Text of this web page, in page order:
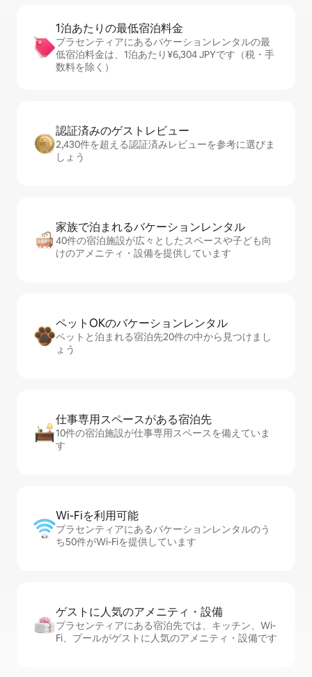
1泊あたりの最⁠低⁠宿⁠泊⁠料⁠金
プラセンティアにあるバケーションレンタルの最
低宿泊料金は、1泊あたり¥6,304 JPYです（税・手
数料を除く）
認証済みのゲ⁠ス⁠ト⁠レ⁠ビ⁠ュ⁠ー
2,430件を超える認証済みレビューを参考に選びま
しょう
家族で泊まれるバ⁠ケ⁠ー⁠シ⁠ョ⁠ンレ⁠ン⁠タ⁠ル
40件の宿泊施設が広々としたスペースや子ども向
けのアメニティ・設備を提供しています
ペットOKのバ⁠ケ⁠ー⁠シ⁠ョ⁠ンレ⁠ン⁠タ⁠ル
ペットと泊まれる宿泊先20件の中から見つけまし
ょう
仕事専用ス⁠ペ⁠ー⁠スがあ⁠る宿⁠泊⁠先
10件の宿泊施設が仕事専用スペースを備えていま
す
Wi-Fiを利⁠用⁠可⁠能
プラセンティアにあるバケーションレンタルのう
ち50件がWi-Fiを提供しています
ゲストに人⁠気⁠のア⁠メ⁠ニ⁠テ⁠ィ・設⁠備
プラセンティアにある宿泊先では、キッチン、Wi-
Fi、プールがゲストに人気のアメニティ・設備です